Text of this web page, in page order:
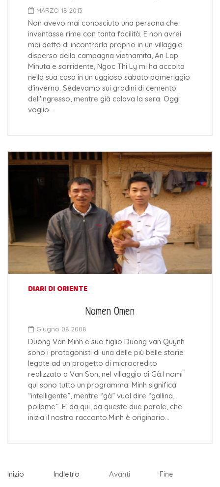
MARZO 18 2013
Non avevo mai conosciuto una persona che
inventasse rime con tanta facilità. E non avrei
mai detto di incontrarla proprio in un villaggio
disperso della campagna vietnamita, An Lap.
Minuta e sorridente, Ngoc Thi Ly mi ha accolta
nella sua casa in un uggioso sabato pomeriggio
d'inverno. Sedevamo sui gradini di cemento
dell'ingresso, mentre già calava la sera. Oggi
voglio…
DIARI DI ORIENTE
Nomen Omen
Giugno 08 2008
Duong Van Minh e suo figlio Duong van Quynh
sono i protagonisti di una delle più belle storie
legate ad un progetto di microcredito
realizzato a Van Son, nel villaggio di Gà.I nomi
qui sono tutto un programma: Minh significa
“intelligente”, mentre “gà” vuol dire “gallina,
pollame”. E’ da qui, da queste due parole, che
inizia il nostro racconto.Minh è originario…
Inizio Indietro Avanti Fine